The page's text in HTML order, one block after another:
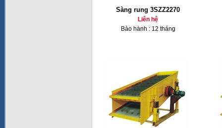
Sàng rung 3SZZ2270
Liên hệ
Bảo hành : 12 tháng